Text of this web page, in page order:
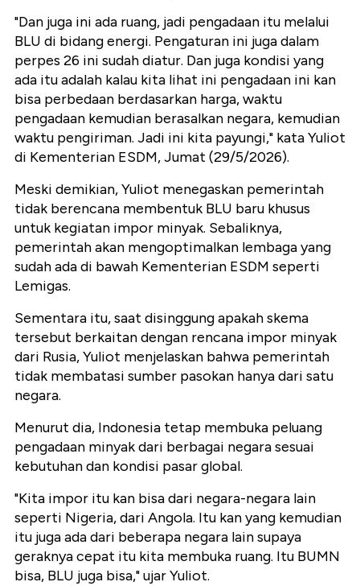
"Dan juga ini ada ruang, jadi pengadaan itu melalui
BLU di bidang energi. Pengaturan ini juga dalam
perpes 26 ini sudah diatur. Dan juga kondisi yang
ada itu adalah kalau kita lihat ini pengadaan ini kan
bisa perbedaan berdasarkan harga, waktu
pengadaan kemudian berasalkan negara, kemudian
waktu pengiriman. Jadi ini kita payungi," kata Yuliot
di Kementerian ESDM, Jumat (29/5/2026).
Meski demikian, Yuliot menegaskan pemerintah
tidak berencana membentuk BLU baru khusus
untuk kegiatan impor minyak. Sebaliknya,
pemerintah akan mengoptimalkan lembaga yang
sudah ada di bawah Kementerian ESDM seperti
Lemigas.
Sementara itu, saat disinggung apakah skema
tersebut berkaitan dengan rencana impor minyak
dari Rusia, Yuliot menjelaskan bahwa pemerintah
tidak membatasi sumber pasokan hanya dari satu
negara.
Menurut dia, Indonesia tetap membuka peluang
pengadaan minyak dari berbagai negara sesuai
kebutuhan dan kondisi pasar global.
"Kita impor itu kan bisa dari negara-negara lain
seperti Nigeria, dari Angola. Itu kan yang kemudian
itu juga ada dari beberapa negara lain supaya
geraknya cepat itu kita membuka ruang. Itu BUMN
bisa, BLU juga bisa," ujar Yuliot.